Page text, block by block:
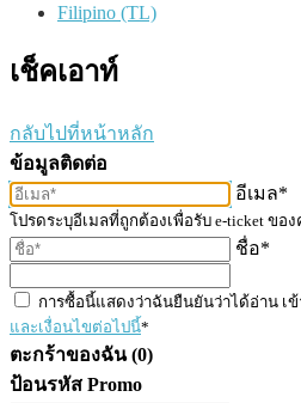
Filipino (TL)
เช็คเอาท์
กลับไปที่หน้าหลัก
ข้อมูลติดต่อ
อีเมล*
โปรดระบุอีเมลที่ถูกต้องเพื่อรับ e-ticket ขอ
ชื่อ*
การซื้อนี้แสดงว่าฉันยืนยันว่าได้อ่าน เ
และเงื่อนไขต่อไปนี้*
ตะกร้าของฉัน (0)
ป้อนรหัส Promo